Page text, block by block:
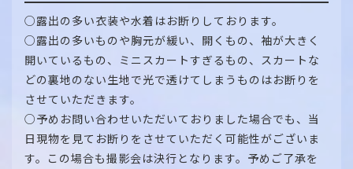
○露出の多い衣装や水着はお断りしております。
○露出の多いものや胸元が緩い、開くもの、袖が大きく
開いているもの、ミニスカートすぎるもの、スカートな
どの裏地のない生地で光で透けてしまうものはお断りを
させていただきます。
○予めお問い合わせいただいておりました場合でも、当
日現物を見てお断りをさせていただく可能性がございま
す。この場合も撮影会は決行となります。予めご了承を